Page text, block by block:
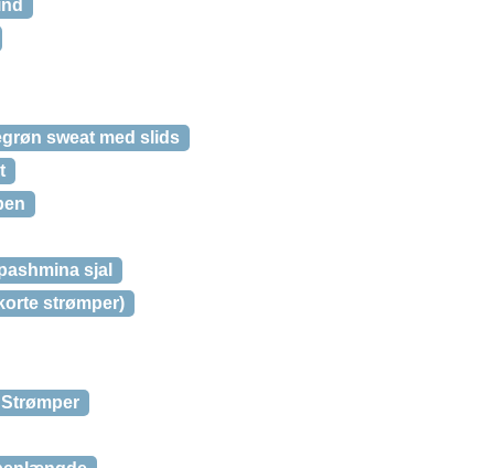
sweat med slids
sjal
strømper)